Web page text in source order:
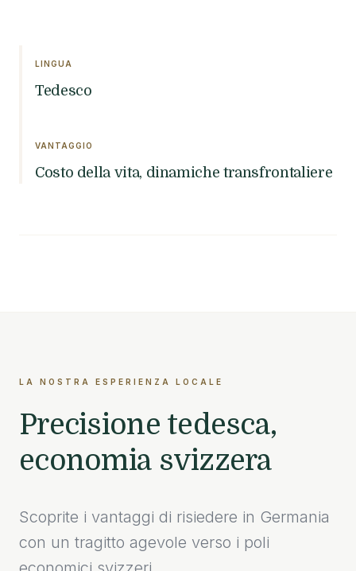
LINGUA
Tedesco
VANTAGGIO
Costo della vita, dinamiche transfrontaliere
LA NOSTRA ESPERIENZA LOCALE
Precisione tedesca,
economia svizzera
Scoprite i vantaggi di risiedere in Germania
con un tragitto agevole verso i poli